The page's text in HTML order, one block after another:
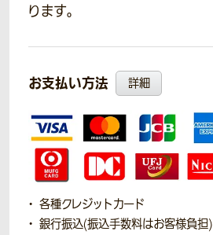
ります。
お支払い方法 詳細
各種クレジットカード
銀行振込(振込手数料はお客様負担)